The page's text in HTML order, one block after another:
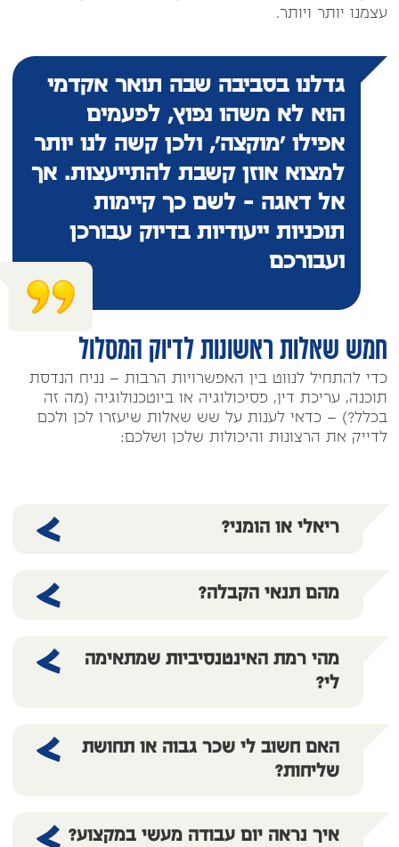
עצמנו יותר ויותר.
גדלנו בסביבה שבה תואר אקדמי
הוא לא משהו נפוץ, לפעמים
אפילו 'מוקצה', ולכן קשה לנו יותר
למצוא אוזן קשבת להתייעצות. אך
אל דאגה - לשם כך קיימות
תוכניות ייעודיות בדיוק עבורכן
ועבורכם
חמש שאלות ראשונות לדיוק המסלול
כדי להתחיל לנווט בין האפשרויות הרבות – נניח הנדסת
תוכנה, עריכת דין, פסיכולוגיה או ביוטכנולוגיה (מה זה
בכלל?) – כדאי לענות על שש שאלות שיעזרו לכן ולכם
לדייק את הרצונות והיכולות שלכן ושלכם:
ריאלי או הומני?
מהם תנאי הקבלה?
מהי רמת האינטנסיביות שמתאימה
לי?
האם חשוב לי שכר גבוה או תחושת
שליחות?
איך נראה יום עבודה מעשי במקצוע?